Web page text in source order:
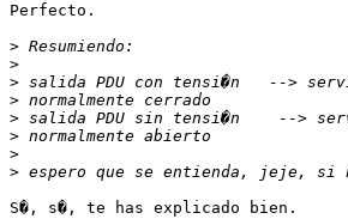
Perfecto.
>
>
>
>
>
>
>
>
S�, s�, te has explicado bien.